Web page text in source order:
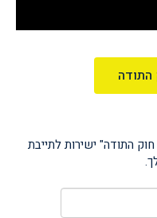
התודה
חוק התודה"ישירות לתייבת